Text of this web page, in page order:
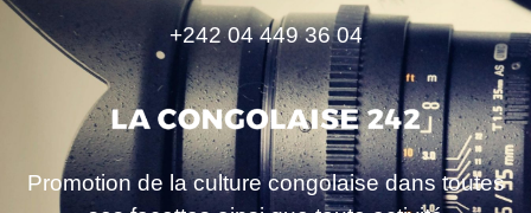
+242 04 449 36 04
Promotion de la culture congolaise dans toutes